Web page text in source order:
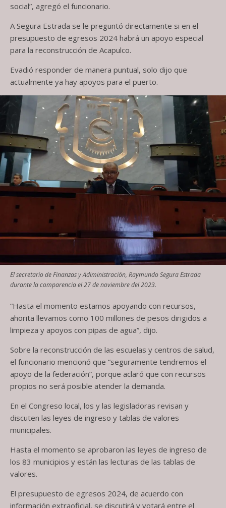
social”, agregó el funcionario.
A Segura Estrada se le preguntó directamente si en el
presupuesto de egresos 2024 habrá un apoyo especial
para la reconstrucción de Acapulco.
Evadió responder de manera puntual, solo dijo que
actualmente ya hay apoyos para el puerto.
El secretario de Finanzas y Adiministración, Raymundo Segura Estrada
durante la comparencia el 27 de noviembre del 2023.
“Hasta el momento estamos apoyando con recursos,
ahorita llevamos como 100 millones de pesos dirigidos a
limpieza y apoyos con pipas de agua”, dijo.
Sobre la reconstrucción de las escuelas y centros de salud,
el funcionario mencionó que “seguramente tendremos el
apoyo de la federación”, porque aclaró que con recursos
propios no será posible atender la demanda.
En el Congreso local, los y las legisladoras revisan y
discuten las leyes de ingreso y tablas de valores
municipales.
Hasta el momento se aprobaron las leyes de ingreso de
los 83 municipios y están las lecturas de las tablas de
valores.
El presupuesto de egresos 2024, de acuerdo con
información extraoficial, se discutirá y votará entre el